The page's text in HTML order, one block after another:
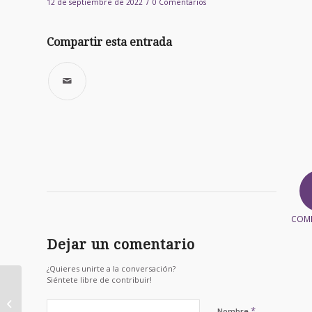
Compartir esta entrada
Dejar un comentario
¿Quieres unirte a la conversación?
Siéntete libre de contribuir!
AUTOCANCELADA